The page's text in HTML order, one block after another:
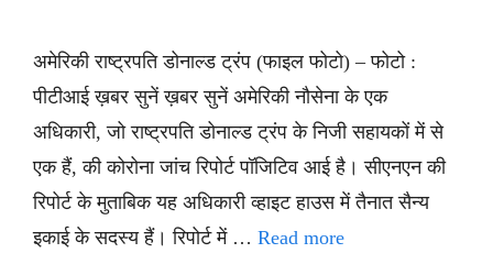
अमेरिकी राष्ट्रपति डोनाल्ड ट्रंप (फाइल फोटो) – फोटो :
पीटीआई ख़बर सुनें ख़बर सुनें अमेरिकी नौसेना के एक
अधिकारी, जो राष्ट्रपति डोनाल्ड ट्रंप के निजी सहायकों में से
एक हैं, की कोरोना जांच रिपोर्ट पॉजिटिव आई है। सीएनएन की
रिपोर्ट के मुताबिक यह अधिकारी व्हाइट हाउस में तैनात सैन्य
इकाई के सदस्य हैं। रिपोर्ट में … Read more